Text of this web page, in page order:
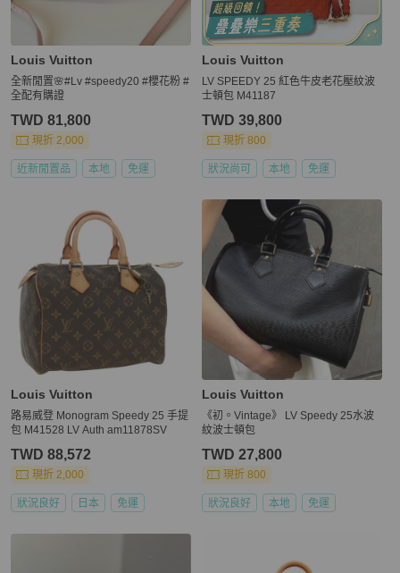
Louis Vuitton
全新閒置🌸#Lv #speedy20 #櫻花粉 #
全配有購證
TWD 81,800
現折 2,000
近新閒置品 本地 免運
Louis Vuitton
LV SPEEDY 25 紅色牛皮老花壓紋波
士頓包 M41187
TWD 39,800
現折 800
狀況尚可 本地 免運
Louis Vuitton
路易威登 Monogram Speedy 25 手提
包 M41528 LV Auth am11878SV
TWD 88,572
現折 2,000
狀況良好 日本 免運
Louis Vuitton
《初。Vintage》 LV Speedy 25水波
紋波士頓包
TWD 27,800
現折 800
狀況良好 本地 免運